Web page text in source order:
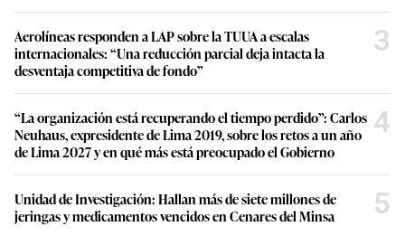
Aerolíneas responden a LAP sobre la TUUA a escalas
internacionales: “Una reducción parcial deja intacta la
desventaja competitiva de fondo”
3
“La organización está recuperando el tiempo perdido”: Carlos
Neuhaus, expresidente de Lima 2019, sobre los retos a un año
de Lima 2027 y en qué más está preocupado el Gobierno
4
Unidad de Investigación: Hallan más de siete millones de
jeringas y medicamentos vencidos en Cenares del Minsa
5